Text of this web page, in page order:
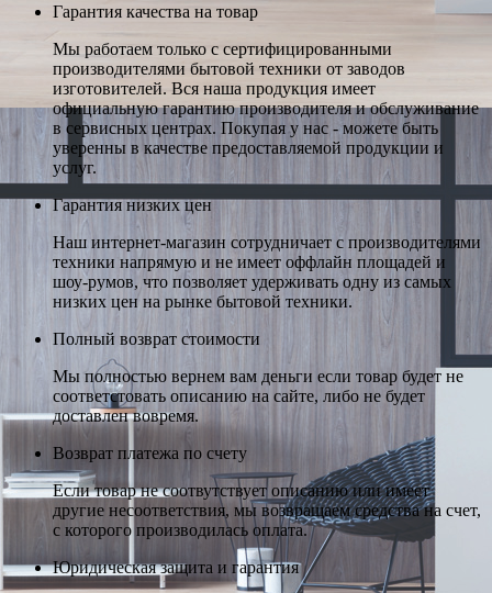
Гарантия качества на товар
Мы работаем только с сертифицированными
производителями бытовой техники от заводов
изготовителей. Вся наша продукция имеет
официальную гарантию производителя и обслуживание
в сервисных центрах. Покупая у нас - можете быть
уверенны в качестве предоставляемой продукции и
услуг.
Гарантия низких цен
Наш интернет-магазин сотрудничает с производителями
техники напрямую и не имеет оффлайн площадей и
шоу-румов, что позволяет удерживать одну из самых
низких цен на рынке бытовой техники.
Полный возврат стоимости
Мы полностью вернем вам деньги если товар будет не
соответстовать описанию на сайте, либо не будет
доставлен вовремя.
Возврат платежа по счету
Если товар не соотвутствует описанию или имеет
другие несоответствия, мы возвращаем средства на счет,
с которого производилась оплата.
Юридическая защита и гарантия